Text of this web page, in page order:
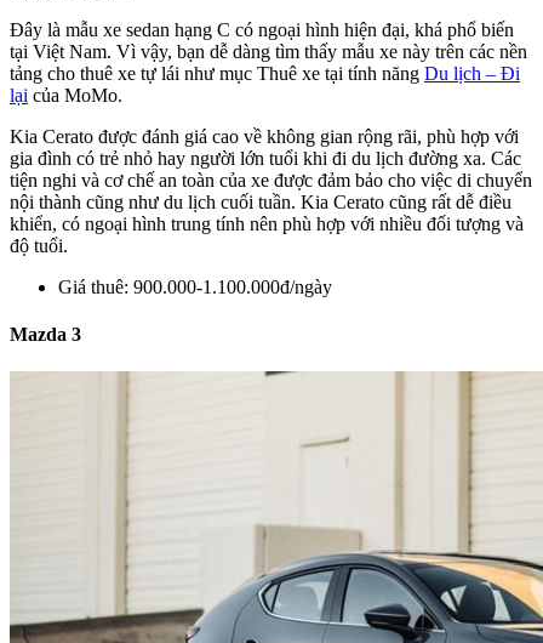
Đây là mẫu xe sedan hạng C có ngoại hình hiện đại, khá phổ biến
tại Việt Nam. Vì vậy, bạn dễ dàng tìm thấy mẫu xe này trên các nền
tảng cho thuê xe tự lái như mục Thuê xe tại tính năng Du lịch – Đi
lại của MoMo.
Kia Cerato được đánh giá cao về không gian rộng rãi, phù hợp với
gia đình có trẻ nhỏ hay người lớn tuổi khi đi du lịch đường xa. Các
tiện nghi và cơ chế an toàn của xe được đảm bảo cho việc di chuyển
nội thành cũng như du lịch cuối tuần. Kia Cerato cũng rất dễ điều
khiển, có ngoại hình trung tính nên phù hợp với nhiều đối tượng và
độ tuổi.
Giá thuê: 900.000-1.100.000đ/ngày
Mazda 3